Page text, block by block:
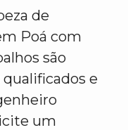
de
Poá com
são
e
um